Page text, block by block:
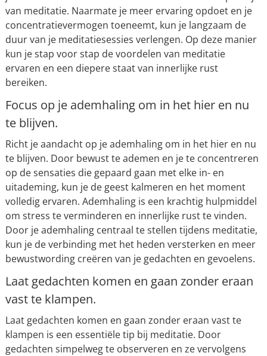
van meditatie. Naarmate je meer ervaring opdoet en je
concentratievermogen toeneemt, kun je langzaam de
duur van je meditatiesessies verlengen. Op deze manier
kun je stap voor stap de voordelen van meditatie
ervaren en een diepere staat van innerlijke rust
bereiken.
Focus op je ademhaling om in het hier en nu
te blijven.
Richt je aandacht op je ademhaling om in het hier en nu
te blijven. Door bewust te ademen en je te concentreren
op de sensaties die gepaard gaan met elke in- en
uitademing, kun je de geest kalmeren en het moment
volledig ervaren. Ademhaling is een krachtig hulpmiddel
om stress te verminderen en innerlijke rust te vinden.
Door je ademhaling centraal te stellen tijdens meditatie,
kun je de verbinding met het heden versterken en meer
bewustwording creëren van je gedachten en gevoelens.
Laat gedachten komen en gaan zonder eraan
vast te klampen.
Laat gedachten komen en gaan zonder eraan vast te
klampen is een essentiële tip bij meditatie. Door
gedachten simpelweg te observeren en ze vervolgens